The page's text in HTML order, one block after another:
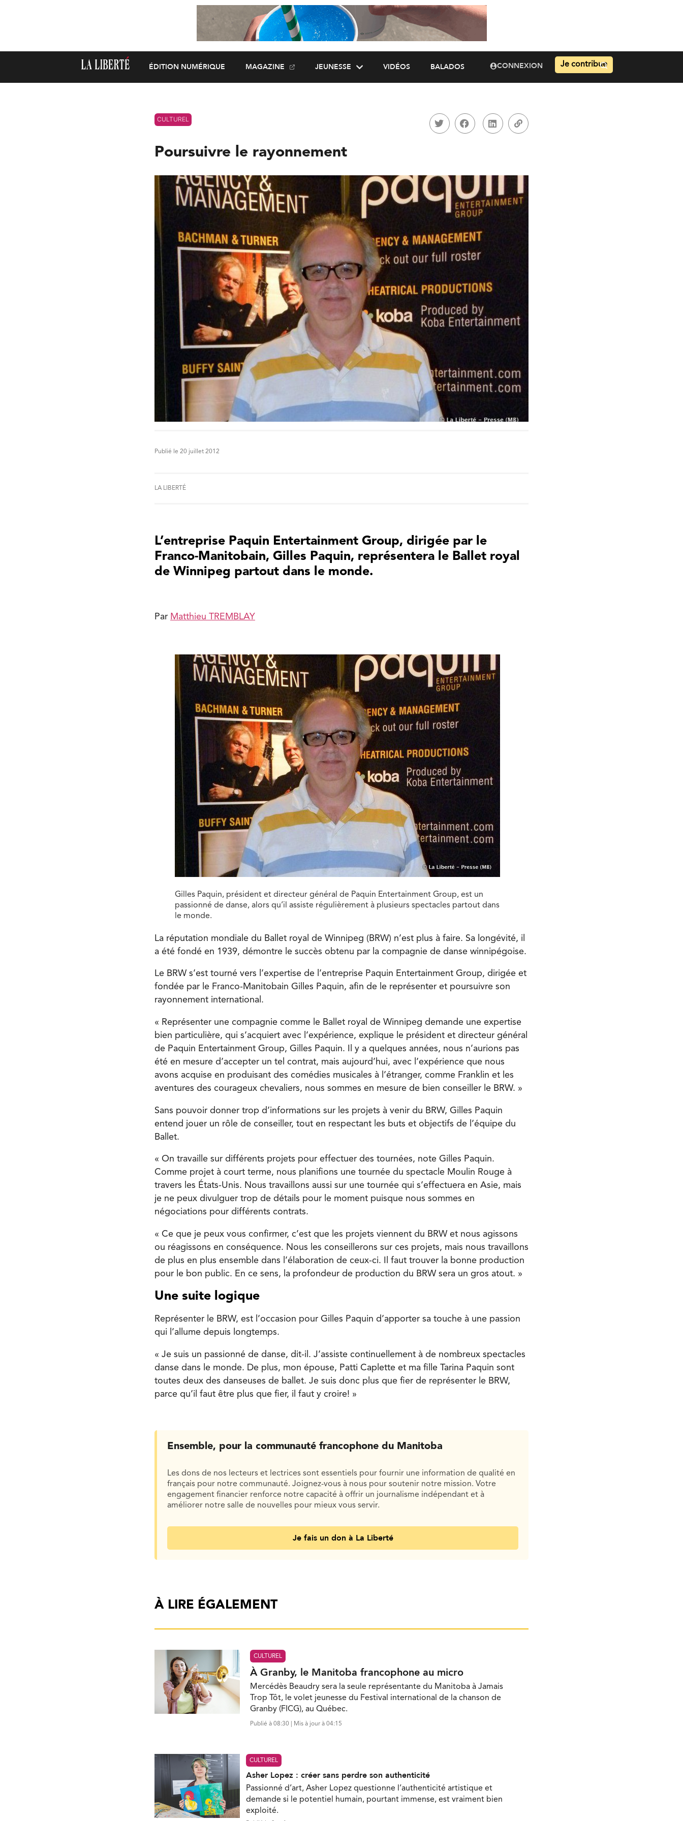
ÉDITION NUMÉRIQUE MAGAZINE JEUNESSE VIDÉOS BALADOS CONNEXION Je contribue
CULTUREL
Poursuivre le rayonnement
Publié le 20 juillet 2012
LA LIBERTÉ
L’entreprise Paquin Entertainment Group, dirigée par le
Franco-Manitobain, Gilles Paquin, représentera le Ballet royal
de Winnipeg partout dans le monde.
Par Matthieu TREMBLAY
Gilles Paquin, président et directeur général de Paquin Entertainment Group, est un
passionné de danse, alors qu’il assiste régulièrement à plusieurs spectacles partout dans
le monde.
La réputation mondiale du Ballet royal de Winnipeg (BRW) n’est plus à faire. Sa longévité, il
a été fondé en 1939, démontre le succès obtenu par la compagnie de danse winnipégoise.
Le BRW s’est tourné vers l’expertise de l’entreprise Paquin Entertainment Group, dirigée et
fondée par le Franco-Manitobain Gilles Paquin, afin de le représenter et poursuivre son
rayonnement international.
« Représenter une compagnie comme le Ballet royal de Winnipeg demande une expertise
bien particulière, qui s’acquiert avec l’expérience, explique le président et directeur général
de Paquin Entertainment Group, Gilles Paquin. Il y a quelques années, nous n’aurions pas
été en mesure d’accepter un tel contrat, mais aujourd’hui, avec l’expérience que nous
avons acquise en produisant des comédies musicales à l’étranger, comme Franklin et les
aventures des courageux chevaliers, nous sommes en mesure de bien conseiller le BRW. »
Sans pouvoir donner trop d’informations sur les projets à venir du BRW, Gilles Paquin
entend jouer un rôle de conseiller, tout en respectant les buts et objectifs de l’équipe du
Ballet.
« On travaille sur différents projets pour effectuer des tournées, note Gilles Paquin.
Comme projet à court terme, nous planifions une tournée du spectacle Moulin Rouge à
travers les États-Unis. Nous travaillons aussi sur une tournée qui s’effectuera en Asie, mais
je ne peux divulguer trop de détails pour le moment puisque nous sommes en
négociations pour différents contrats.
« Ce que je peux vous confirmer, c’est que les projets viennent du BRW et nous agissons
ou réagissons en conséquence. Nous les conseillerons sur ces projets, mais nous travaillons
de plus en plus ensemble dans l’élaboration de ceux-ci. Il faut trouver la bonne production
pour le bon public. En ce sens, la profondeur de production du BRW sera un gros atout. »
Une suite logique
Représenter le BRW, est l’occasion pour Gilles Paquin d’apporter sa touche à une passion
qui l’allume depuis longtemps.
« Je suis un passionné de danse, dit-il. J’assiste continuellement à de nombreux spectacles
danse dans le monde. De plus, mon épouse, Patti Caplette et ma fille Tarina Paquin sont
toutes deux des danseuses de ballet. Je suis donc plus que fier de représenter le BRW,
parce qu’il faut être plus que fier, il faut y croire! »
Ensemble, pour la communauté francophone du Manitoba
Les dons de nos lecteurs et lectrices sont essentiels pour fournir une information de qualité en
français pour notre communauté. Joignez-vous à nous pour soutenir notre mission. Votre
engagement financier renforce notre capacité à offrir un journalisme indépendant et à
améliorer notre salle de nouvelles pour mieux vous servir.
Je fais un don à La Liberté
À LIRE ÉGALEMENT
CULTUREL
À Granby, le Manitoba francophone au micro
Mercédès Beaudry sera la seule représentante du Manitoba à Jamais
Trop Tôt, le volet jeunesse du Festival international de la chanson de
Granby (FICG), au Québec.
Publié à 08:30 | Mis à jour à 04:15
CULTUREL
Asher Lopez : créer sans perdre son authenticité
Passionné d’art, Asher Lopez questionne l’authenticité artistique et
demande si le potentiel humain, pourtant immense, est vraiment bien
exploité.